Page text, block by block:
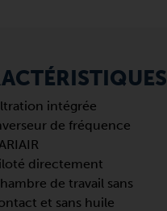
intégrée
de fréquence
directement
de travail sans
et sans huile